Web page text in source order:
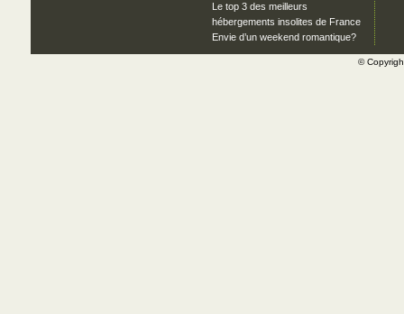
Le top 3 des meilleurs
hébergements insolites de France
Envie d’un weekend romantique?
©